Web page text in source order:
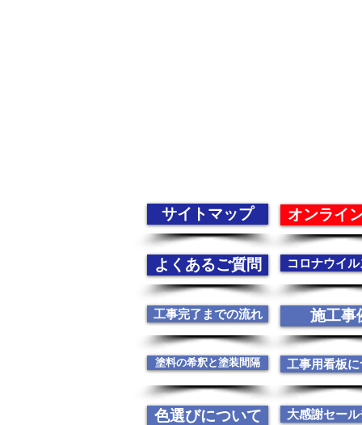
サイトマップ オンライ
よくあるご質問 コロナウイ
工事完了までの流れ 施工事
塗料の希釈と塗装間隔 工事用看板
色選びについて 大感謝セー